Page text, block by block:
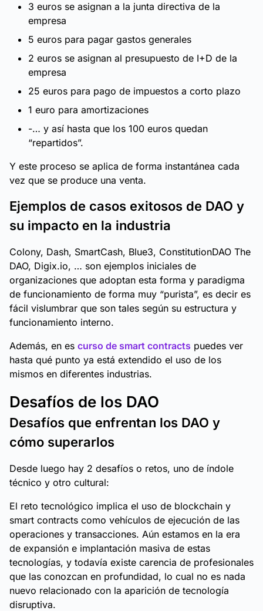
3 euros se asignan a la junta directiva de la
empresa
5 euros para pagar gastos generales
2 euros se asignan al presupuesto de I+D de la
empresa
25 euros para pago de impuestos a corto plazo
1 euro para amortizaciones
-… y así hasta que los 100 euros quedan
“repartidos”.
Y este proceso se aplica de forma instantánea cada
vez que se produce una venta.
Ejemplos de casos exitosos de DAO y
su impacto en la industria
Colony, Dash, SmartCash, Blue3, ConstitutionDAO The
DAO, Digix.io, … son ejemplos iniciales de
organizaciones que adoptan esta forma y paradigma
de funcionamiento de forma muy “purista”, es decir es
fácil vislumbrar que son tales según su estructura y
funcionamiento interno.
Además, en es curso de smart contracts puedes ver
hasta qué punto ya está extendido el uso de los
mismos en diferentes industrias.
Desafíos de los DAO
Desafíos que enfrentan los DAO y
cómo superarlos
Desde luego hay 2 desafíos o retos, uno de índole
técnico y otro cultural:
El reto tecnológico implica el uso de blockchain y
smart contracts como vehículos de ejecución de las
operaciones y transacciones. Aún estamos en la era
de expansión e implantación masiva de estas
tecnologías, y todavía existe carencia de profesionales
que las conozcan en profundidad, lo cual no es nada
nuevo relacionado con la aparición de tecnología
disruptiva.